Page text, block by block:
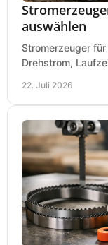
auswählen
Stromerzeuger
Drehstrom,
22. Juli 2026